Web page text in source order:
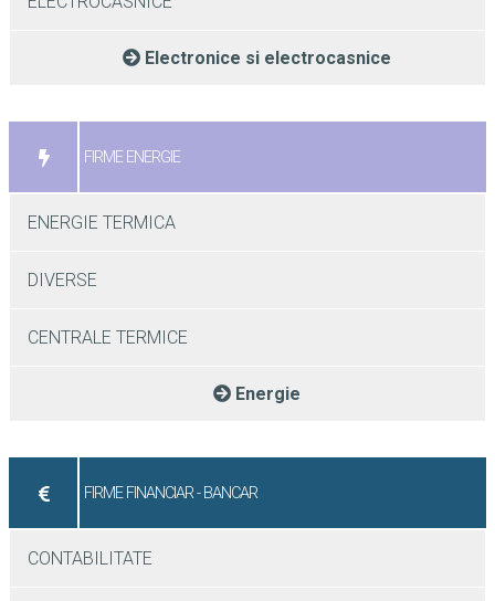
Electronice si electrocasnice
FIRME ENERGIE
ENERGIE TERMICA
DIVERSE
CENTRALE TERMICE
Energie
FIRME FINANCIAR - BANCAR
CONTABILITATE